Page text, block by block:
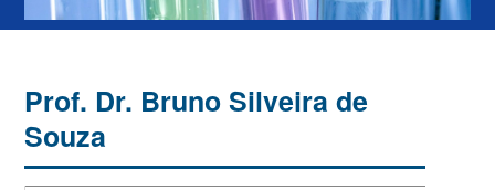
Prof. Dr. Bruno Silveira de
Souza